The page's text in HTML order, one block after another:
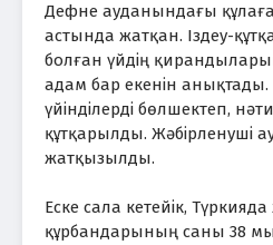
Дефне ауданындағы
астында жатқан. Іздеу-
болған үйдің
адам бар екенін
үйінділерді бөлшектеп,
құтқарылды. Жәбірленуші
жатқызылды.
Еске сала кетейік,
құрбандарының саны 38